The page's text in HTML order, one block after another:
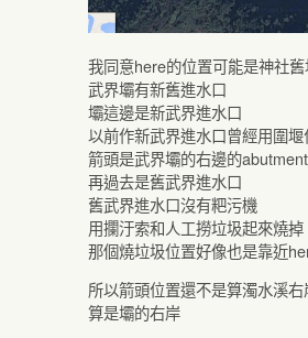
我同意here的位置可能是神社
武界壩有新舊進水口
壩這邊是新武界進水口
以前作新武界進水口曾經用圍
箭頭是武界壩的右邊的
再過去是舊武界進水口
舊武界進水口沒有粑污機
用攔汙索和人工撈垃圾起來燒掉
那個燒垃圾位置好像也是靠近
所以箭頭位置還不是算濁水溪右
算是壩的右岸